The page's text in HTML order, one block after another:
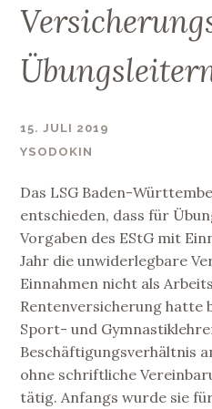
15. JULI 2019
YSODOKIN
Das LSG Baden-
entschieden, dass für
Vorgaben des EStG mit
Jahr die unwiderlegbare
Einnahmen nicht als
Rentenversicherung hatte
Sport- und
Beschäftigungsverhältnis
ohne schriftliche
tätig. Anfangs wurde sie